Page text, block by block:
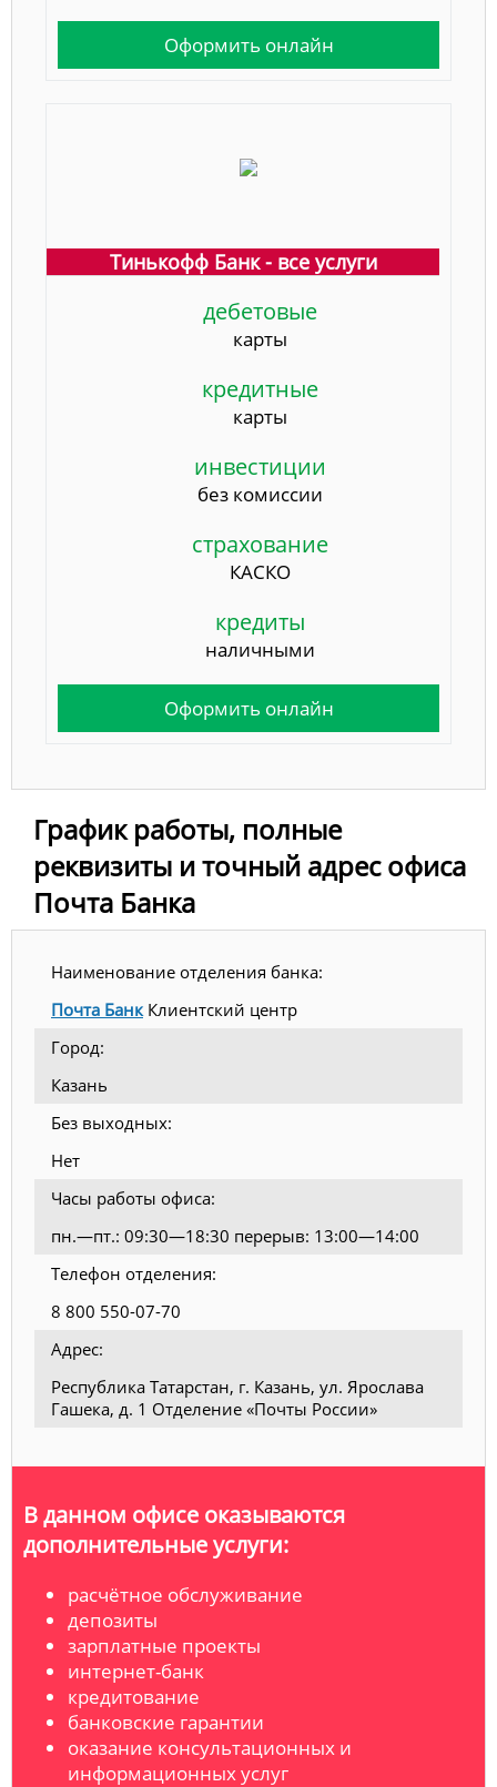
Оформить онлайн
Тинькофф Банк - все услуги
дебетовые
карты
кредитные
карты
инвестиции
без комиссии
страхование
КАСКО
кредиты
наличными
Оформить онлайн
График работы, полные
реквизиты и точный адрес офиса
Почта Банка
Наименование отделения банка:
Почта БанкКлиентский центр
Город:
Казань
Без выходных:
Нет
Часы работы офиса:
пн.—пт.: 09:30—18:30 перерыв: 13:00—14:00
Телефон отделения:
8 800 550-07-70
Адрес:
Республика Татарстан, г. Казань, ул. Ярослава
Гашека, д. 1 Отделение «Почты России»
В данном офисе оказываются
дополнительные услуги:
расчётное обслуживание
депозиты
зарплатные проекты
интернет-банк
кредитование
банковские гарантии
оказание консультационных и
информационных услуг